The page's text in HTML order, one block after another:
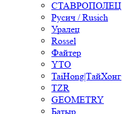
СТАВРОПОЛЕЦ
Русич / Rusich
Уралец
Rossel
Файтер
YTO
TaiHong|ТайХонг
TZR
GEOMETRY
Батыр